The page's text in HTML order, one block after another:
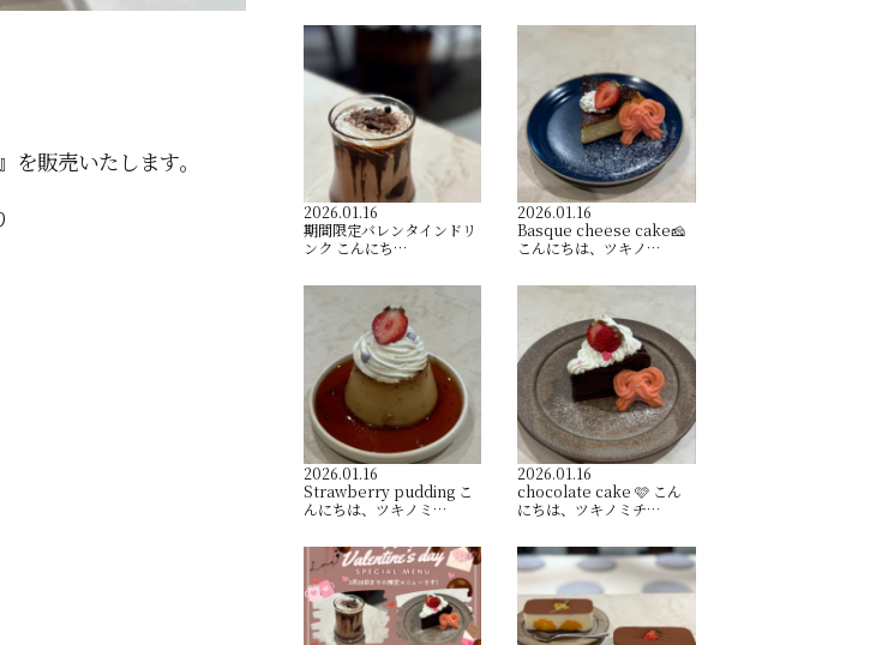
販売いたします。
2026.01.16
️期間限定バレンタインドリ
ンク️ こんにち…
2026.01.16
Basque cheese cake🧀
こんにちは、ツキノ…
2026.01.16
Strawberry pudding こ
んにちは、ツキノミ…
2026.01.16
chocolate cake 🩷 こん
にちは、ツキノミチ…